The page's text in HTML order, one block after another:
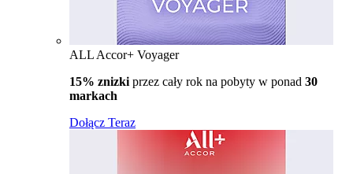
ALL Accor+ Voyager
15% znizki przez cały rok na pobyty w ponad 30
markach
Dołącz Teraz